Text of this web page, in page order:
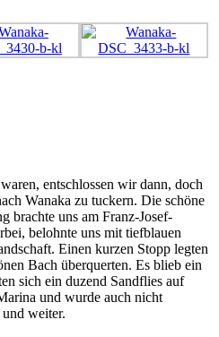
entschlossen wir dann, doch
Wanaka zu tuckern. Die schöne
brachte uns am Franz-Josef-
belohnte uns mit tiefblauen
Einen kurzen Stopp legten
Bach überquerten. Es blieb ein
sich ein duzend Sandflies auf
und wurde auch nicht
weiter.